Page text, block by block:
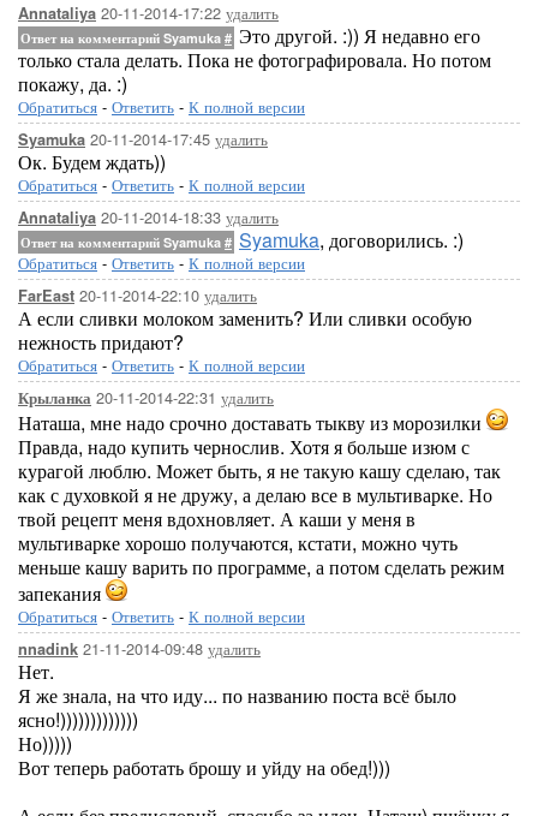
Annataliya 20-11-2014-17:22 удалить
Ответ на комментарий Syamuka # Это другой. :)) Я недавно его
только стала делать. Пока не фотографировала. Но потом
покажу, да. :)
Обратиться - Ответить - К полной версии
Syamuka 20-11-2014-17:45 удалить
Ок. Будем ждать))
Обратиться - Ответить - К полной версии
Annataliya 20-11-2014-18:33 удалить
Ответ на комментарий Syamuka # Syamuka, договорились. :)
Обратиться - Ответить - К полной версии
FarEast 20-11-2014-22:10 удалить
А если сливки молоком заменить? Или сливки особую
нежность придают?
Обратиться - Ответить - К полной версии
Крыланка 20-11-2014-22:31 удалить
Наташа, мне надо срочно доставать тыкву из морозилки
Правда, надо купить чернослив. Хотя я больше изюм с
курагой люблю. Может быть, я не такую кашу сделаю, так
как с духовкой я не дружу, а делаю все в мультиварке. Но
твой рецепт меня вдохновляет. А каши у меня в
мультиварке хорошо получаются, кстати, можно чуть
меньше кашу варить по программе, а потом сделать режим
запекания
Обратиться - Ответить - К полной версии
nnadink 21-11-2014-09:48 удалить
Нет.
Я же знала, на что иду... по названию поста всё было
ясно!)))))))))))))
Но)))))
Вот теперь работать брошу и уйду на обед!)))